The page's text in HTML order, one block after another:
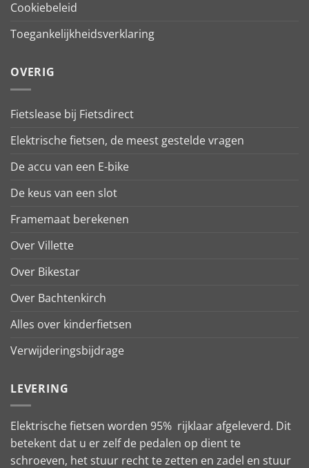
Cookiebeleid
Toegankelijkheidsverklaring
OVERIG
Fietslease bij Fietsdirect
Elektrische fietsen, de meest gestelde vragen
De accu van een E-bike
De keus van een slot
Framemaat berekenen
Over Villette
Over Bikestar
Over Bachtenkirch
Alles over kinderfietsen
Verwijderingsbijdrage
LEVERING
Elektrische fietsen worden 95% rijklaar afgeleverd. Dit
betekent dat u er zelf de pedalen op dient te
schroeven, het stuur recht te zetten en zadel en stuur